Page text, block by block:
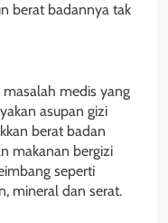
berat badannya tak
medis yang
asupan gizi
berat badan
makanan bergizi
seperti
mineral dan serat.